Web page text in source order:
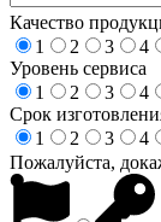
Качество
1
2 3 4
Уровень сервиса
1
2 3 4
Срок
1
2 3 4
Пожалуйста,